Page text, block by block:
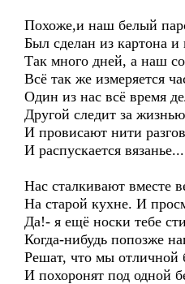
Похоже,и наш белый
Был сделан из картона и
Так много дней, а наш
Всё так же измеряется
Один из нас всё время
Другой следит за
И провисают нити
И распускается
Нас сталкивают вместе
На старой кухне. И
Да!- я ещё носки тебе
Когда-нибудь попозже
Решат, что мы отличной
И похоронят под одной